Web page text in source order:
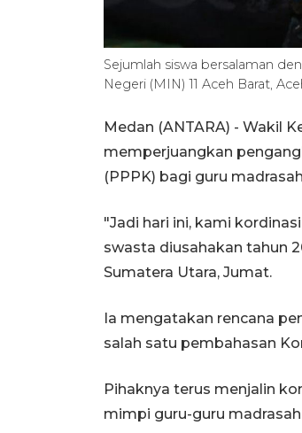
Sejumlah siswa bersalaman
Negeri (MIN) 11 Aceh Barat,
Medan (ANTARA) - Wakil
memperjuangkan
(PPPK) bagi guru
"Jadi hari ini, kami
swasta diusahakan tahun
Sumatera Utara, Jumat.
Ia mengatakan rencana
salah satu pembahasan
Pihaknya terus menjalin
mimpi guru-guru